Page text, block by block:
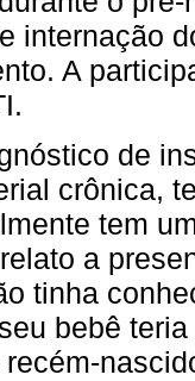
internação
A
de
crônica,
tem
a
tinha
bebê